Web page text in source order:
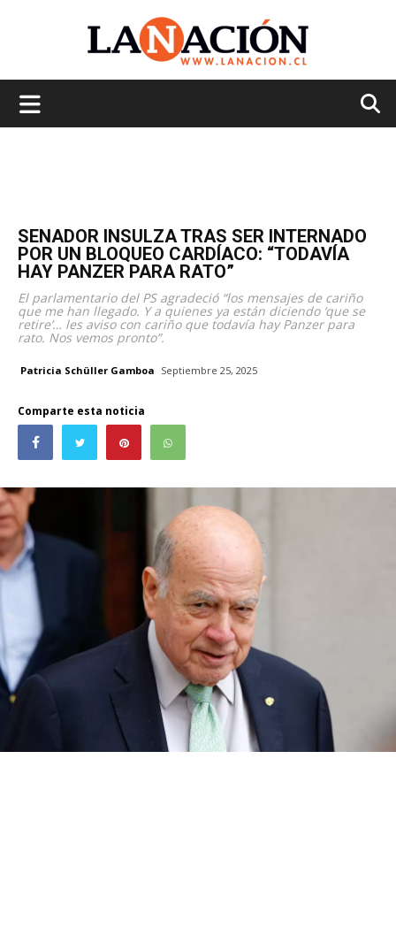
SENADOR INSULZA TRAS SER INTERNADO
POR UN BLOQUEO CARDÍACO: “TODAVÍA
HAY PANZER PARA RATO”
El parlamentario del PS agradeció “los mensajes de cariño
que me han llegado. Y a quienes ya están diciendo ‘que se
retire’… les aviso con cariño que todavía hay Panzer para
rato. Nos vemos pronto”.
Patricia Schüller Gamboa Septiembre 25, 2025
Comparte esta noticia